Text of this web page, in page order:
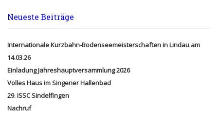
Neueste Beiträge
Internationale Kurzbahn-Bodenseemeisterschaften in Lindau am
14.03.26
Einladung Jahreshauptversammlung 2026
Volles Haus im Singener Hallenbad
29. ISSC Sindelfingen
Nachruf